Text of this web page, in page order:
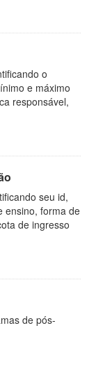
o
e máximo
responsável,
seu id,
ensino, forma de
de ingresso
de pós-